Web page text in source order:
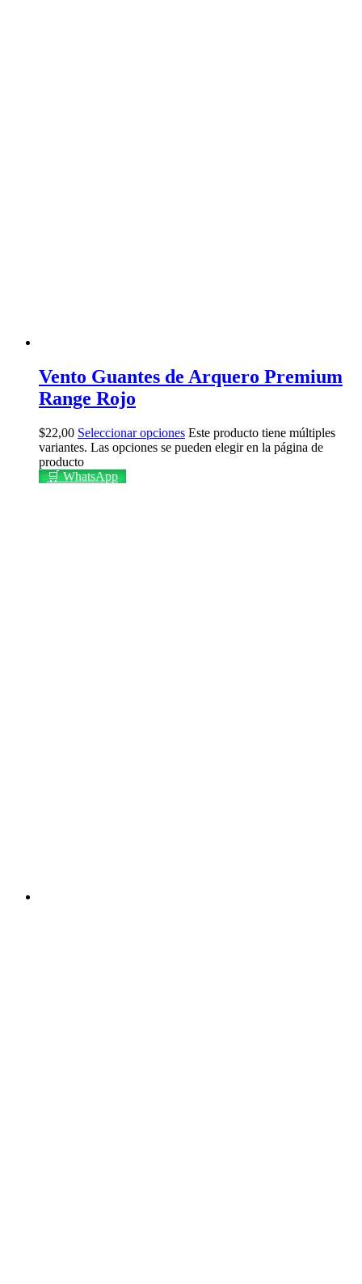
Vento Guantes de Arquero Premium
Range Rojo
$22,00 Seleccionar opciones Este producto tiene múltiples
variantes. Las opciones se pueden elegir en la página de
producto
🛒 WhatsApp